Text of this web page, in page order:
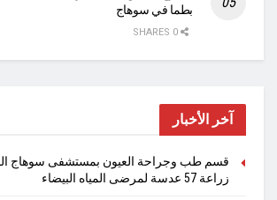
بطما في سوهاج
آخر الأخبار
قسم طب وجراحة العيون بمستشفى سوهاج
زراعة 57 عدسة لمرضى المياه البيضاء